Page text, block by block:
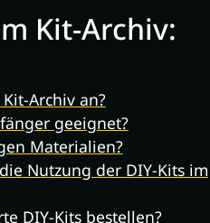
Kit-Archiv:
Archiv an?
geeignet?
Materialien?
Nutzung der DIY-Kits im
DIY-Kits bestellen?